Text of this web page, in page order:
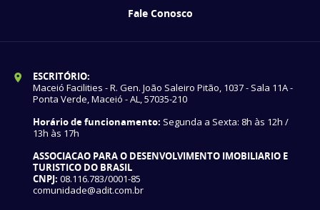
Fale Conosco
ESCRITÓRIO:
Maceió Facilities - R. Gen. João Saleiro Pitão, 1037 - Sala 11A -
Ponta Verde, Maceió - AL, 57035-210
Horário de funcionamento: Segunda a Sexta: 8h às 12h /
13h às 17h
ASSOCIACAO PARA O DESENVOLVIMENTO IMOBILIARIO E
TURISTICO DO BRASIL
CNPJ: 08.116.783/0001-85
comunidade@adit.com.br